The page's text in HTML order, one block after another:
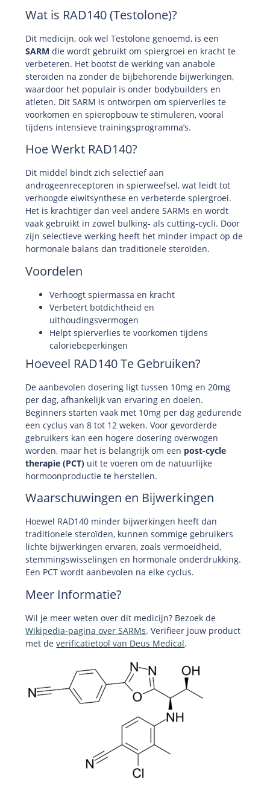
Wat is RAD140 (Testolone)?
Dit medicijn, ook wel Testolone genoemd, is een
SARM die wordt gebruikt om spiergroei en kracht te
verbeteren. Het bootst de werking van anabole
steroïden na zonder de bijbehorende bijwerkingen,
waardoor het populair is onder bodybuilders en
atleten. Dit SARM is ontworpen om spierverlies te
voorkomen en spieropbouw te stimuleren, vooral
tijdens intensieve trainingsprogramma’s.
Hoe Werkt RAD140?
Dit middel bindt zich selectief aan
androgeenreceptoren in spierweefsel, wat leidt tot
verhoogde eiwitsynthese en verbeterde spiergroei.
Het is krachtiger dan veel andere SARMs en wordt
vaak gebruikt in zowel bulking- als cutting-cycli. Door
zijn selectieve werking heeft het minder impact op de
hormonale balans dan traditionele steroïden.
Voordelen
Verhoogt spiermassa en kracht
Verbetert botdichtheid en
uithoudingsvermogen
Helpt spierverlies te voorkomen tijdens
caloriebeperkingen
Hoeveel RAD140 Te Gebruiken?
De aanbevolen dosering ligt tussen 10mg en 20mg
per dag, afhankelijk van ervaring en doelen.
Beginners starten vaak met 10mg per dag gedurende
een cyclus van 8 tot 12 weken. Voor gevorderde
gebruikers kan een hogere dosering overwogen
worden, maar het is belangrijk om een post-cycle
therapie (PCT) uit te voeren om de natuurlijke
hormoonproductie te herstellen.
Waarschuwingen en Bijwerkingen
Hoewel RAD140 minder bijwerkingen heeft dan
traditionele steroïden, kunnen sommige gebruikers
lichte bijwerkingen ervaren, zoals vermoeidheid,
stemmingswisselingen en hormonale onderdrukking.
Een PCT wordt aanbevolen na elke cyclus.
Meer Informatie?
Wil je meer weten over dit medicijn? Bezoek de
Wikipedia-pagina over SARMs. Verifieer jouw product
met deverificatietool van Deus Medical.